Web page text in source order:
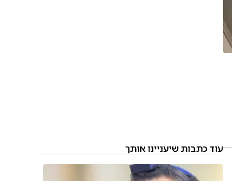
עוד כתבות שיעניינו אותך